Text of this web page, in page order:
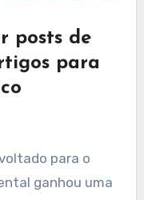
posts de
para
para o
ganhou uma